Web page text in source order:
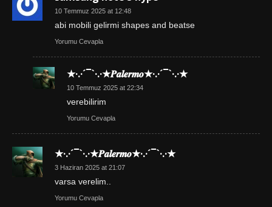
10 Temmuz 2025 at 12:48
abi mobili gelirmi shapes and beatse
Yorumu Cevapla
★·.·´¯`·.·★𝑷𝒂𝒍𝒆𝒓𝒎𝒐★·.·´¯`·.·★
10 Temmuz 2025 at 22:34
verebilirim
Yorumu Cevapla
★·.·´¯`·.·★𝑷𝒂𝒍𝒆𝒓𝒎𝒐★·.·´¯`·.·★
3 Haziran 2025 at 21:07
varsa verelim..
Yorumu Cevapla